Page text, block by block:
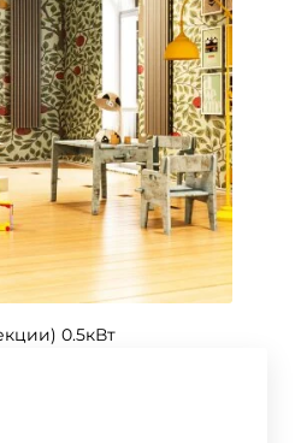
0.5кВт